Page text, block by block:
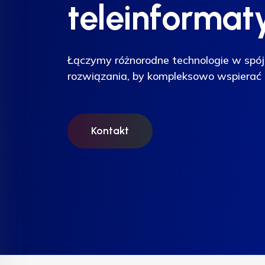
Łączymy różnorodne technologie w
rozwiązania, by kompleksowo
Kontakt
Łączymy różnorodne technologie w
rozwiązania, by kompleksowo
Kontakt
Łączymy różnorodne technologie w
rozwiązania, by kompleksowo
Kontakt